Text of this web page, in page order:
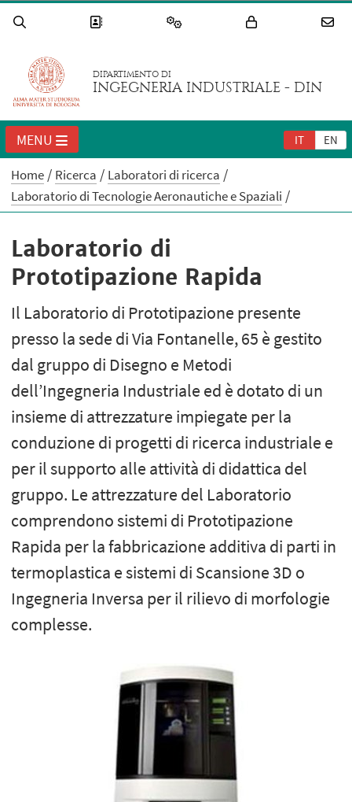
DIPARTIMENTO DI
INGEGNERIA INDUSTRIALE - DIN
IT EN
MENU
Home Ricerca
Laboratori di ricerca
Laboratorio di Tecnologie Aeronautiche e Spaziali
Laboratorio di
Prototipazione Rapida
Il Laboratorio di Prototipazione presente
presso la sede di Via Fontanelle, 65 è gestito
dal gruppo di Disegno e Metodi
dell’Ingegneria Industriale ed è dotato di un
insieme di attrezzature impiegate per la
conduzione di progetti di ricerca industriale e
per il supporto alle attività di didattica del
gruppo. Le attrezzature del Laboratorio
comprendono sistemi di Prototipazione
Rapida per la fabbricazione additiva di parti in
termoplastica e sistemi di Scansione 3D o
Ingegneria Inversa per il rilievo di morfologie
complesse.